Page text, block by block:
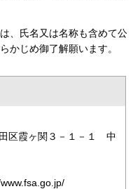
、氏名又は名称も含めて公
かじめ御了解願います。
区霞ヶ関３－１－１ 中